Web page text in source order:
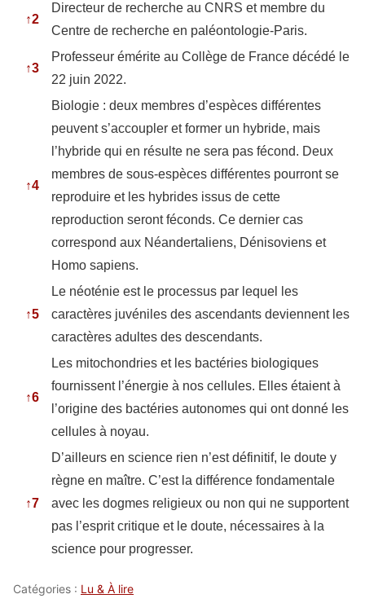
↑2
Directeur de recherche au CNRS et membre du
Centre de recherche en paléontologie-Paris.
↑3
Professeur émérite au Collège de France décédé le
22 juin 2022.
↑4
Biologie : deux membres d’espèces différentes
peuvent s’accoupler et former un hybride, mais
l’hybride qui en résulte ne sera pas fécond. Deux
membres de sous-espèces différentes pourront se
reproduire et les hybrides issus de cette
reproduction seront féconds. Ce dernier cas
correspond aux Néandertaliens, Dénisoviens et
Homo sapiens.
↑5
Le néoténie est le processus par lequel les
caractères juvéniles des ascendants deviennent les
caractères adultes des descendants.
↑6
Les mitochondries et les bactéries biologiques
fournissent l’énergie à nos cellules. Elles étaient à
l’origine des bactéries autonomes qui ont donné les
cellules à noyau.
↑7
D’ailleurs en science rien n’est définitif, le doute y
règne en maître. C’est la différence fondamentale
avec les dogmes religieux ou non qui ne supportent
pas l’esprit critique et le doute, nécessaires à la
science pour progresser.
Catégories : Lu & À lire